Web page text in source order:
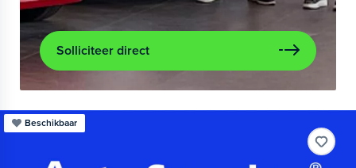
Solliciteer direct
Beschikbaar